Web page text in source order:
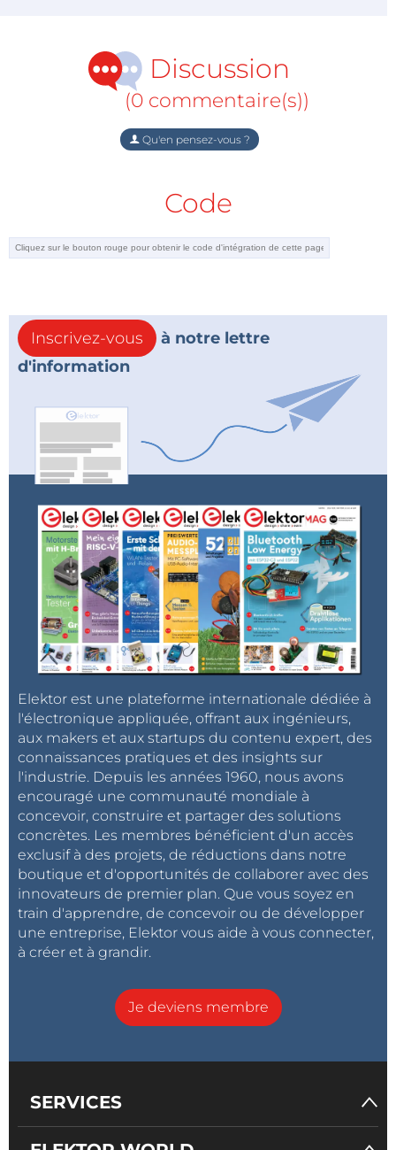
Discussion
(0 commentaire(s))
Qu'en pensez-vous ?
Code
Inscrivez-vous
à notre lettre
d'information
Elektor est une plateforme internationale dédiée à
l'électronique appliquée, offrant aux ingénieurs,
aux makers et aux startups du contenu expert, des
connaissances pratiques et des insights sur
l'industrie. Depuis les années 1960, nous avons
encouragé une communauté mondiale à
concevoir, construire et partager des solutions
concrètes. Les membres bénéficient d'un accès
exclusif à des projets, de réductions dans notre
boutique et d'opportunités de collaborer avec des
innovateurs de premier plan. Que vous soyez en
train d'apprendre, de concevoir ou de développer
une entreprise, Elektor vous aide à vous connecter,
à créer et à grandir.
Je deviens membre
SERVICES